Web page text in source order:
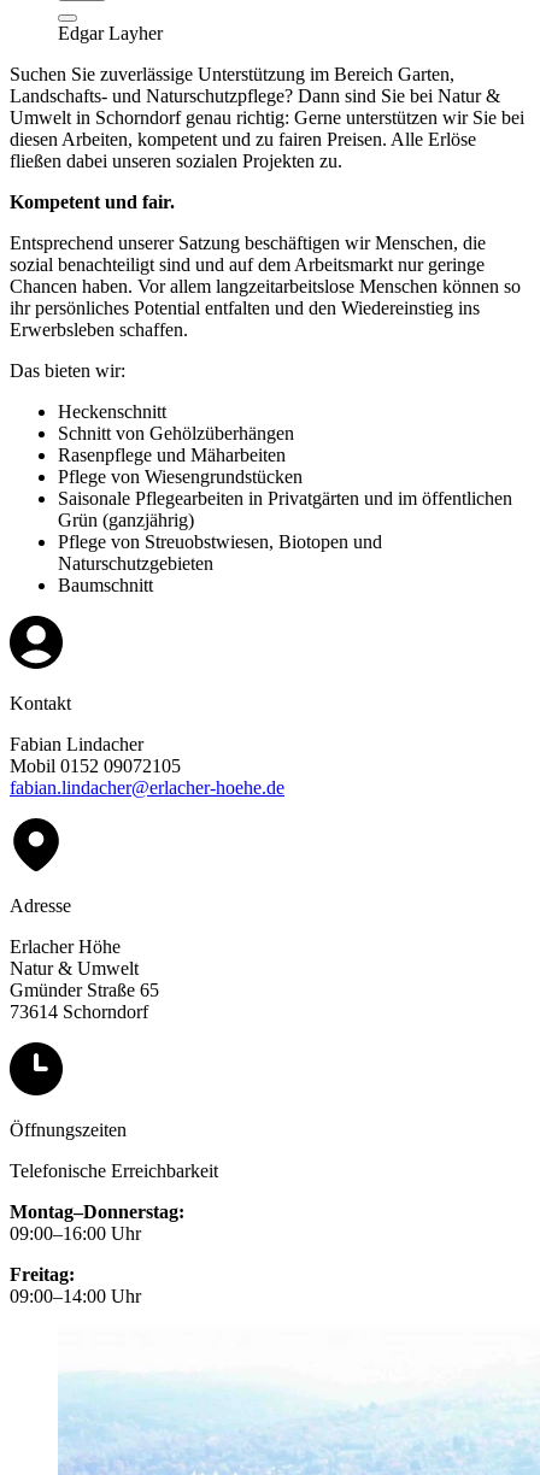
Edgar Layher
Suchen Sie zuverlässige Unterstützung im Bereich Garten,
Landschafts- und Naturschutzpflege? Dann sind Sie bei Natur &
Umwelt in Schorndorf genau richtig: Gerne unterstützen wir Sie bei
diesen Arbeiten, kompetent und zu fairen Preisen. Alle Erlöse
fließen dabei unseren sozialen Projekten zu.
Kompetent und fair.
Entsprechend unserer Satzung beschäftigen wir Menschen, die
sozial benachteiligt sind und auf dem Arbeitsmarkt nur geringe
Chancen haben. Vor allem langzeitarbeitslose Menschen können so
ihr persönliches Potential entfalten und den Wiedereinstieg ins
Erwerbsleben schaffen.
Das bieten wir:
Heckenschnitt
Schnitt von Gehölzüberhängen
Rasenpflege und Mäharbeiten
Pflege von Wiesengrundstücken
Saisonale Pflegearbeiten in Privatgärten und im öffentlichen
Grün (ganzjährig)
Pflege von Streuobstwiesen, Biotopen und
Naturschutzgebieten
Baumschnitt
Kontakt
Fabian Lindacher
Mobil 0152 09072105
fabian.lindacher@erlacher-hoehe.de
Adresse
Erlacher Höhe
Natur & Umwelt
Gmünder Straße 65
73614 Schorndorf
Öffnungszeiten
Telefonische Erreichbarkeit
Montag–Donnerstag:
09:00–16:00 Uhr
Freitag:
09:00–14:00 Uhr